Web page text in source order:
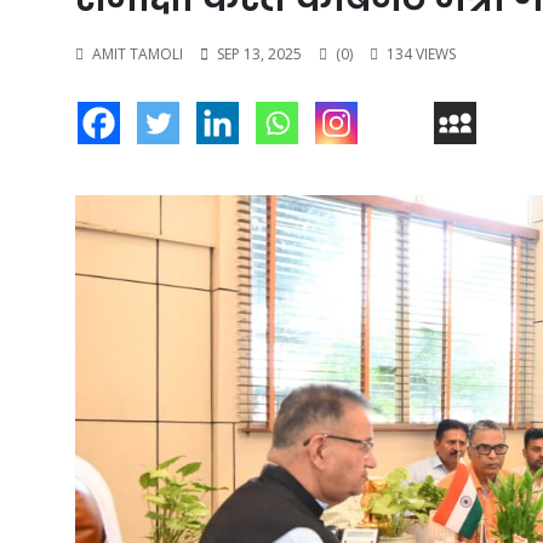
AMIT TAMOLI SEP 13, 2025 (0) 134 VIEWS